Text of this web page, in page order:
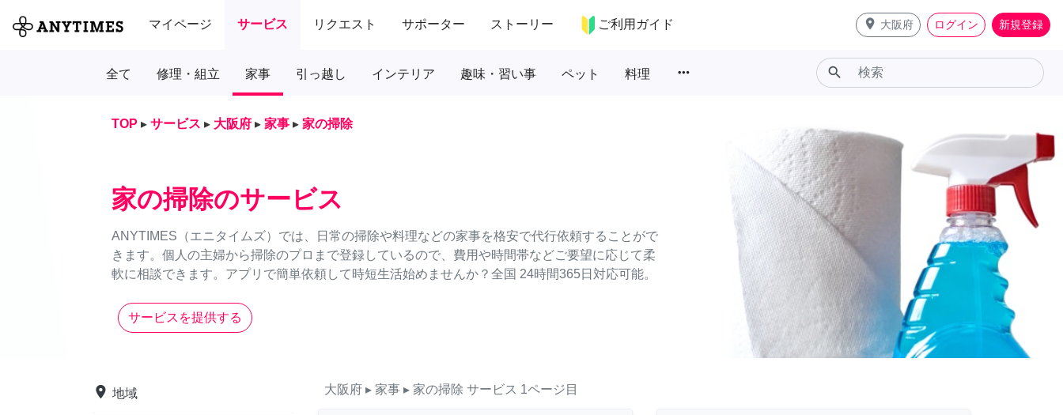
マイページ サービス リクエスト サポーター ストーリー ご利用ガイド place 大阪府 ログイン 新規登録
全て 修理・組立 家事 引っ越し インテリア 趣味・習い事 ペット 料理 more_horiz search
TOP ▸ サービス ▸ 大阪府 ▸ 家事 ▸ 家の掃除
家の掃除のサービス
ANYTIMES（エニタイムズ）では、日常の掃除や料理などの家事を格安で代行依頼することがで
きます。個人の主婦から掃除のプロまで登録しているので、費用や時間帯などご要望に応じて柔
軟に相談できます。アプリで簡単依頼して時短生活始めませんか？全国 24時間365日対応可能。
サービスを提供する
place 地域 大阪府 ▸ 家事 ▸ 家の掃除 サービス 1ページ目